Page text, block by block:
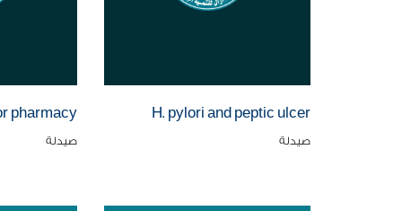
H. pylori and peptic ulcer
صيدلة
pharmacy
صيدلة